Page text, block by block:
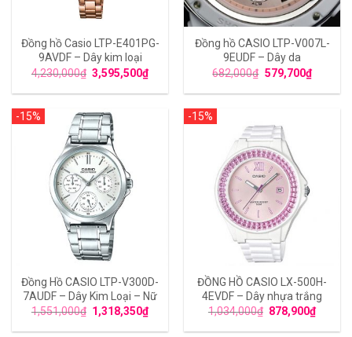
Đồng hồ Casio LTP-E401PG-
9AVDF – Dây kim loại
4,230,000₫ 3,595,500₫
Đồng hồ CASIO LTP-V007L-
9EUDF – Dây da
682,000₫ 579,700₫
-15%
Đồng Hồ CASIO LTP-V300D-
7AUDF – Dây Kim Loại – Nữ
1,551,000₫ 1,318,350₫
-15%
ĐỒNG HỒ CASIO LX-500H-
4EVDF – Dây nhựa trắng
1,034,000₫ 878,900₫